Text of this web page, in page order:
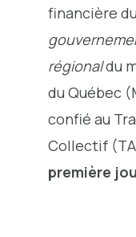
financière du
régionaldu
du Québec
confié au
Collectif
première